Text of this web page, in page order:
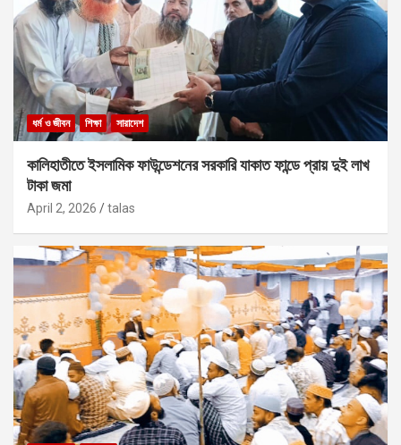
ধর্ম ও জীবন শিক্ষা সারাদেশ
কালিহাতীতে ইসলামিক ফাউন্ডেশনের সরকারি যাকাত ফান্ডে প্রায় দুই লাখ
টাকা জমা
April 2, 2026 talas